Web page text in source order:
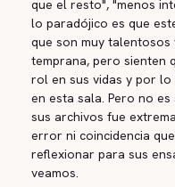
que el resto", "menos
lo paradójico es que
que son muy
temprana, pero sienten
rol en sus vidas y por
en esta sala. Pero no
sus archivos fue
error ni coincidencia
reflexionar para sus
veamos.